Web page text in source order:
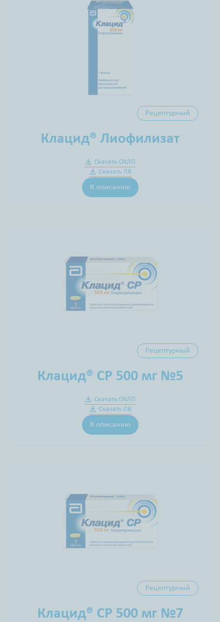
Рецептурный
Клацид® Лиофилизат
Скачать ОХЛП
Скачать ЛВ
К описанию
Рецептурный
Клацид® СР 500 мг №5
Скачать ОХЛП
Скачать ЛВ
К описанию
Рецептурный
Клацид® СР 500 мг №7